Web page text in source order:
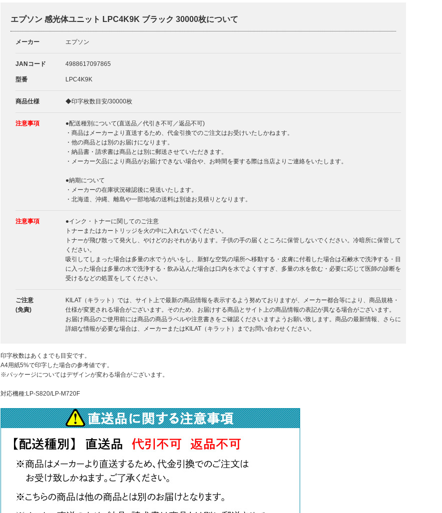
エプソン 感光体ユニット LPC4K9K ブラック 30000枚について
メーカー エプソン
JANコード 4988617097865
型番 LPC4K9K
商品仕様 ◆印字枚数目安/30000枚
注意事項
●配送種別について(直送品／代引き不可／返品不可)
・商品はメーカーより直送するため、代金引換でのご注文はお受けいたしかねます。
・他の商品とは別のお届けになります。
・納品書・請求書は商品とは別に郵送させていただきます。
・メーカー欠品により商品がお届けできない場合や、お時間を要する際は当店よりご連絡をいたします。
●納期について
・メーカーの在庫状況確認後に発送いたします。
・北海道、沖縄、離島や一部地域の送料は別途お見積りとなります。
注意事項
●インク・トナーに関してのご注意
トナーまたはカートリッジを火の中に入れないでください。
トナーが飛び散って発火し、やけどのおそれがあります。子供の手の届くところに保管しないでください。冷暗所に保管して
ください。
吸引してしまった場合は多量の水でうがいをし、新鮮な空気の場所へ移動する・皮膚に付着した場合は石鹸水で洗浄する・目
に入った場合は多量の水で洗浄する・飲み込んだ場合は口内を水でよくすすぎ、多量の水を飲む・必要に応じて医師の診断を
受けるなどの処置をしてください。
ご注意
(免責)
KILAT（キラット）では、サイト上で最新の商品情報を表示するよう努めておりますが、メーカー都合等により、商品規格・
仕様が変更される場合がございます。そのため、お届けする商品とサイト上の商品情報の表記が異なる場合がございます。
お届け商品のご使用前には商品の商品ラベルや注意書きをご確認くださいますようお願い致します。商品の最新情報、さらに
詳細な情報が必要な場合は、メーカーまたはKILAT（キラット）までお問い合わせください。
印字枚数はあくまでも目安です。
A4用紙5%で印字した場合の参考値です。
※パッケージについてはデザインが変わる場合がございます。
対応機種:LP-S820/LP-M720F